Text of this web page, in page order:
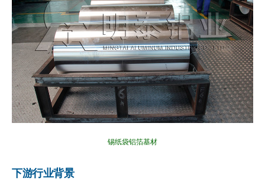
锡纸袋铝箔基材
下游行业背景